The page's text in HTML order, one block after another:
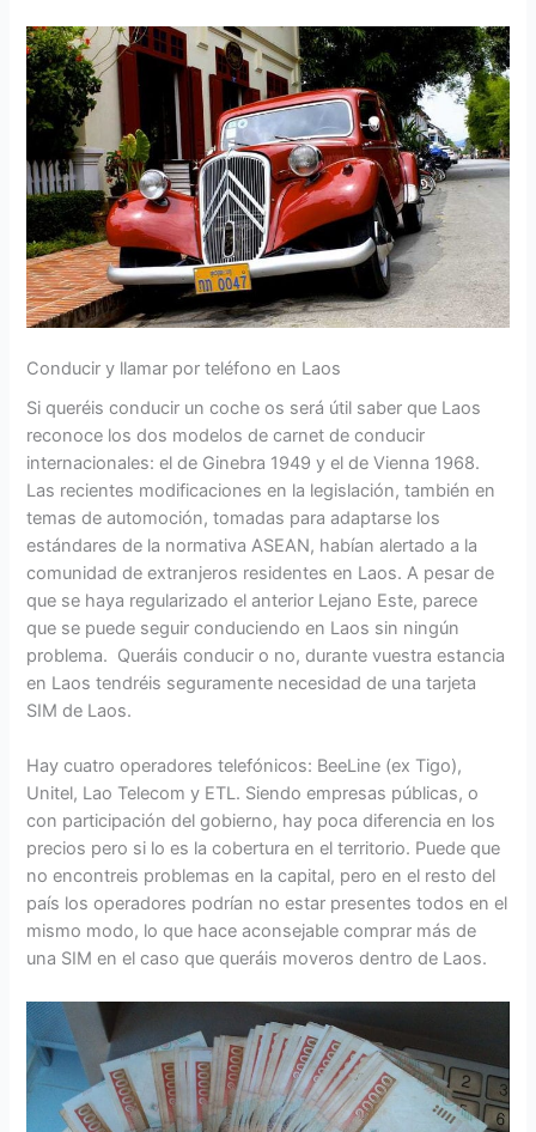
Conducir y llamar por teléfono en Laos
Si queréis conducir un coche os será útil saber que Laos
reconoce los dos modelos de carnet de conducir
internacionales: el de Ginebra 1949 y el de Vienna 1968.
Las recientes modificaciones en la legislación, también en
temas de automoción, tomadas para adaptarse los
estándares de la normativa ASEAN, habían alertado a la
comunidad de extranjeros residentes en Laos. A pesar de
que se haya regularizado el anterior Lejano Este, parece
que se puede seguir conduciendo en Laos sin ningún
problema. Queráis conducir o no, durante vuestra estancia
en Laos tendréis seguramente necesidad de una tarjeta
SIM de Laos.
Hay cuatro operadores telefónicos: BeeLine (ex Tigo),
Unitel, Lao Telecom y ETL. Siendo empresas públicas, o
con participación del gobierno, hay poca diferencia en los
precios pero si lo es la cobertura en el territorio. Puede que
no encontreis problemas en la capital, pero en el resto del
país los operadores podrían no estar presentes todos en el
mismo modo, lo que hace aconsejable comprar más de
una SIM en el caso que queráis moveros dentro de Laos.